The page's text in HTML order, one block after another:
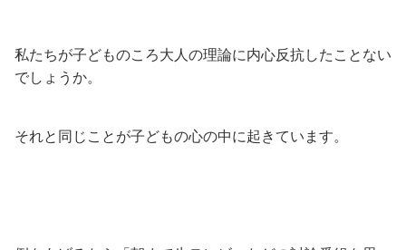
私たちが子どものころ大人の理論に内心反抗したことない
でしょうか。
それと同じことが子どもの心の中に起きています。